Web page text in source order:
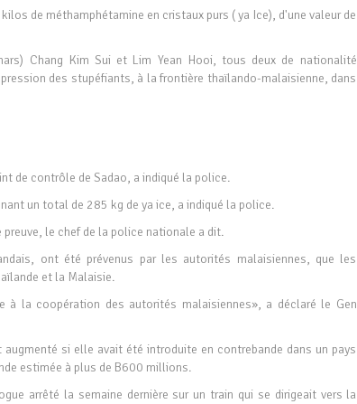
de méthamphétamine en cristaux purs ( ya Ice), d'une valeur de
Chang Kim Sui et Lim Yean Hooi, tous deux de nationalité
des stupéfiants, à la frontière thaïlando-malaisienne, dans
de contrôle de Sadao, a indiqué la police.
un total de 285 kg de ya ice, a indiqué la police.
le chef de la police nationale a dit.
ont été prévenus par les autorités malaisiennes, que les
et la Malaisie.
la coopération des autorités malaisiennes», a déclaré le Gen
si elle avait été introduite en contrebande dans un pays
estimée à plus de B600 millions.
arrêté la semaine dernière sur un train qui se dirigeait vers la